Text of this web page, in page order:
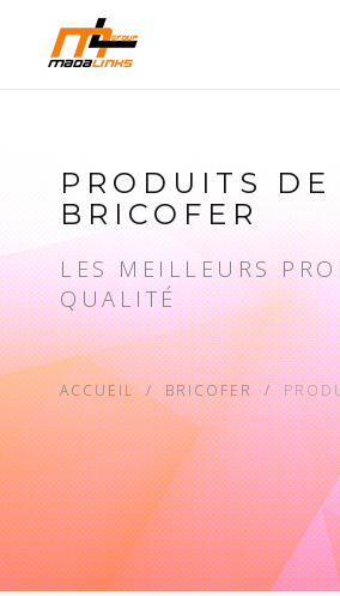
PRODUITS DE
BRICOFER
LES MEILLEURS
QUALITÉ
ACCUEIL BRICOFER